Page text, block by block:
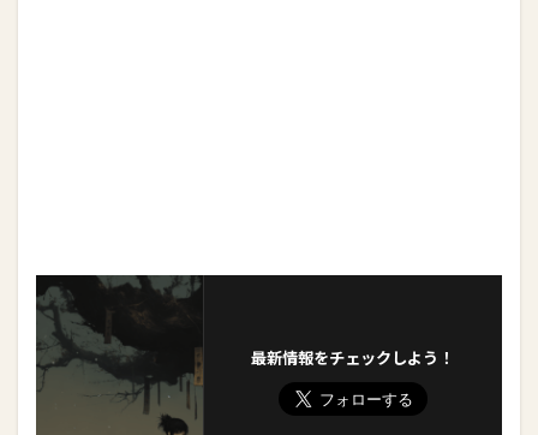
最新情報をチェックしよう！